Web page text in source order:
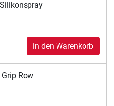
in den Warenkorb
Row